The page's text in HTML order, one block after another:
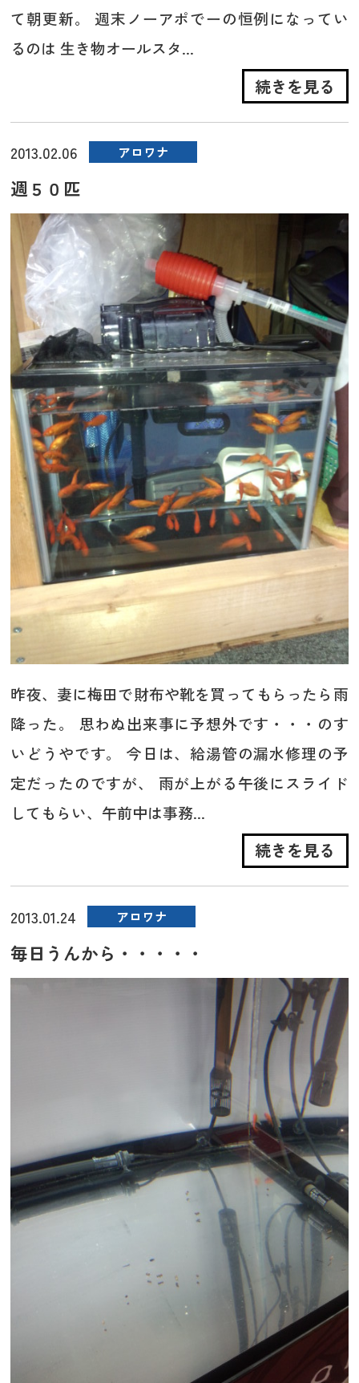
て朝更新。 週末ノーアポでーの恒例になってい
るのは 生き物オールスタ...
続きを見る
2013.02.06 アロワナ
週５０匹
昨夜、妻に梅田で財布や靴を買ってもらったら雨
降った。 思わぬ出来事に予想外です・・・のす
いどうやです。 今日は、給湯管の漏水修理の予
定だったのですが、 雨が上がる午後にスライド
してもらい、午前中は事務...
続きを見る
2013.01.24 アロワナ
毎日うんから・・・・・